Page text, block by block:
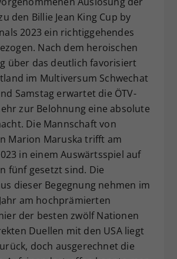
den Billie Jean King Cup by
2023 ein richtiggehendes
Nach dem heroischen
über das deutlich favorisiert
im Multiversum Schwechat
Samstag erwartet die ÖTV-
zur Belohnung eine absolute
Die Mannschaft von
Marion Maruska trifft am
in einem Auswärtsspiel auf
fünf gesetzt sind. Die
dieser Begegnung nehmen im
am hochprämierten
der besten zwölf Nationen
Duellen mit den USA liegt
doch ausgerechnet die
Wert speichert Ihre Consent-
Unter anderem eine
zufällig generierte ID, für die
Speicherung Ihrer
Einstellungen, falls der
Betreiber dies eingestellt